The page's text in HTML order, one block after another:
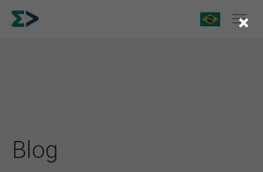
Blog
×